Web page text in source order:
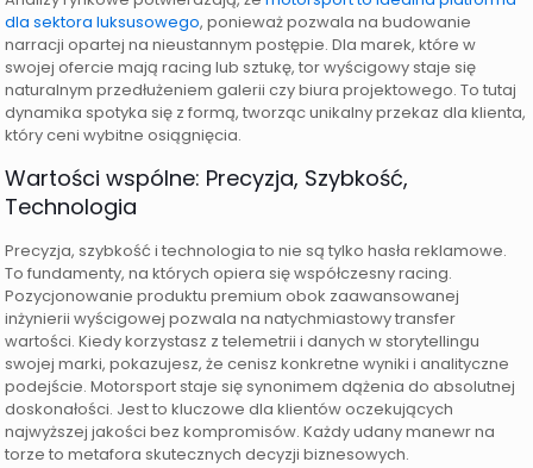
dla sektora luksusowego, ponieważ pozwala na budowanie
narracji opartej na nieustannym postępie. Dla marek, które w
swojej ofercie mają racing lub sztukę, tor wyścigowy staje się
naturalnym przedłużeniem galerii czy biura projektowego. To tutaj
dynamika spotyka się z formą, tworząc unikalny przekaz dla klienta,
który ceni wybitne osiągnięcia.
Wartości wspólne: Precyzja, Szybkość,
Technologia
Precyzja, szybkość i technologia to nie są tylko hasła reklamowe.
To fundamenty, na których opiera się współczesny racing.
Pozycjonowanie produktu premium obok zaawansowanej
inżynierii wyścigowej pozwala na natychmiastowy transfer
wartości. Kiedy korzystasz z telemetrii i danych w storytellingu
swojej marki, pokazujesz, że cenisz konkretne wyniki i analityczne
podejście. Motorsport staje się synonimem dążenia do absolutnej
doskonałości. Jest to kluczowe dla klientów oczekujących
najwyższej jakości bez kompromisów. Każdy udany manewr na
torze to metafora skutecznych decyzji biznesowych.